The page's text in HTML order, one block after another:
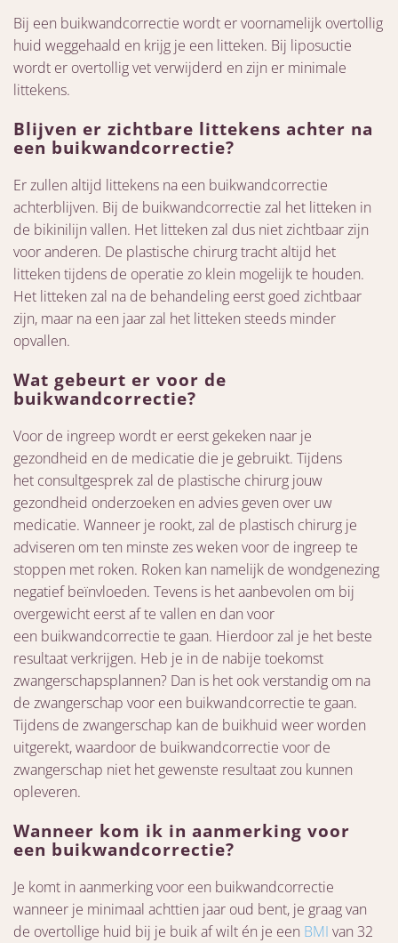
Bij een buikwandcorrectie wordt er voornamelijk overtollig
huid weggehaald en krijg je een litteken. Bij liposuctie
wordt er overtollig vet verwijderd en zijn er minimale
littekens.
Blijven er zichtbare littekens achter na
een buikwandcorrectie?
Er zullen altijd littekens na een buikwandcorrectie
achterblijven. Bij de buikwandcorrectie zal het litteken in
de bikinilijn vallen. Het litteken zal dus niet zichtbaar zijn
voor anderen. De plastische chirurg tracht altijd het
litteken tijdens de operatie zo klein mogelijk te houden.
Het litteken zal na de behandeling eerst goed zichtbaar
zijn, maar na een jaar zal het litteken steeds minder
opvallen.
Wat gebeurt er voor de
buikwandcorrectie?
Voor de ingreep wordt er eerst gekeken naar je
gezondheid en de medicatie die je gebruikt. Tijdens
het consultgesprek zal de plastische chirurg jouw
gezondheid onderzoeken en advies geven over uw
medicatie. Wanneer je rookt, zal de plastisch chirurg je
adviseren om ten minste zes weken voor de ingreep te
stoppen met roken. Roken kan namelijk de wondgenezing
negatief beïnvloeden. Tevens is het aanbevolen om bij
overgewicht eerst af te vallen en dan voor
een buikwandcorrectie te gaan. Hierdoor zal je het beste
resultaat verkrijgen. Heb je in de nabije toekomst
zwangerschapsplannen? Dan is het ook verstandig om na
de zwangerschap voor een buikwandcorrectie te gaan.
Tijdens de zwangerschap kan de buikhuid weer worden
uitgerekt, waardoor de buikwandcorrectie voor de
zwangerschap niet het gewenste resultaat zou kunnen
opleveren.
Wanneer kom ik in aanmerking voor
een buikwandcorrectie?
Je komt in aanmerking voor een buikwandcorrectie
wanneer je minimaal achttien jaar oud bent, je graag van
de overtollige huid bij je buik af wilt én je een BMI van 32